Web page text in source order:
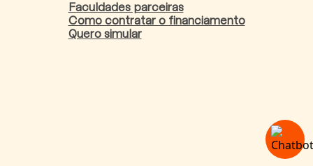
Faculdades parceiras
Como contratar o financiamento
Quero simular